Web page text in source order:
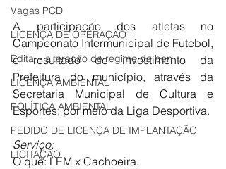
Vagas PCD
LICENÇA DE OPERAÇÃO
Edital - alteração de regime de ben
LICENÇA AMBIENTAL
POLÍTICA AMBIENTAL
PEDIDO DE LICENÇA DE IMPLANTAÇÃO
LICITAÇÃO
A participação dos atletas no
Campeonato Intermunicipal de Futebol,
é resultado de investimento da
Prefeitura do município, através da
Secretaria Municipal de Cultura e
Esportes, por meio da Liga Desportiva.
Serviço:
O quê: LEM x Cachoeira.